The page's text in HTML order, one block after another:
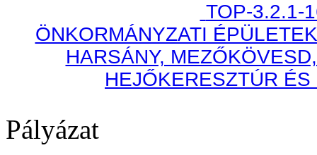
TOP-3.2.1-
ÖNKORMÁNYZATI
HARSÁNY,
HEJŐKERESZTÚR
Pályázat